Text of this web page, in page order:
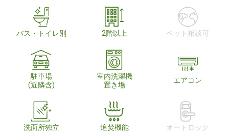
バス・トイレ別 2階以上 ペット相談可
駐車場
(近隣含)
室内洗濯機
置き場
エアコン
洗面所独立 追焚機能 オートロック